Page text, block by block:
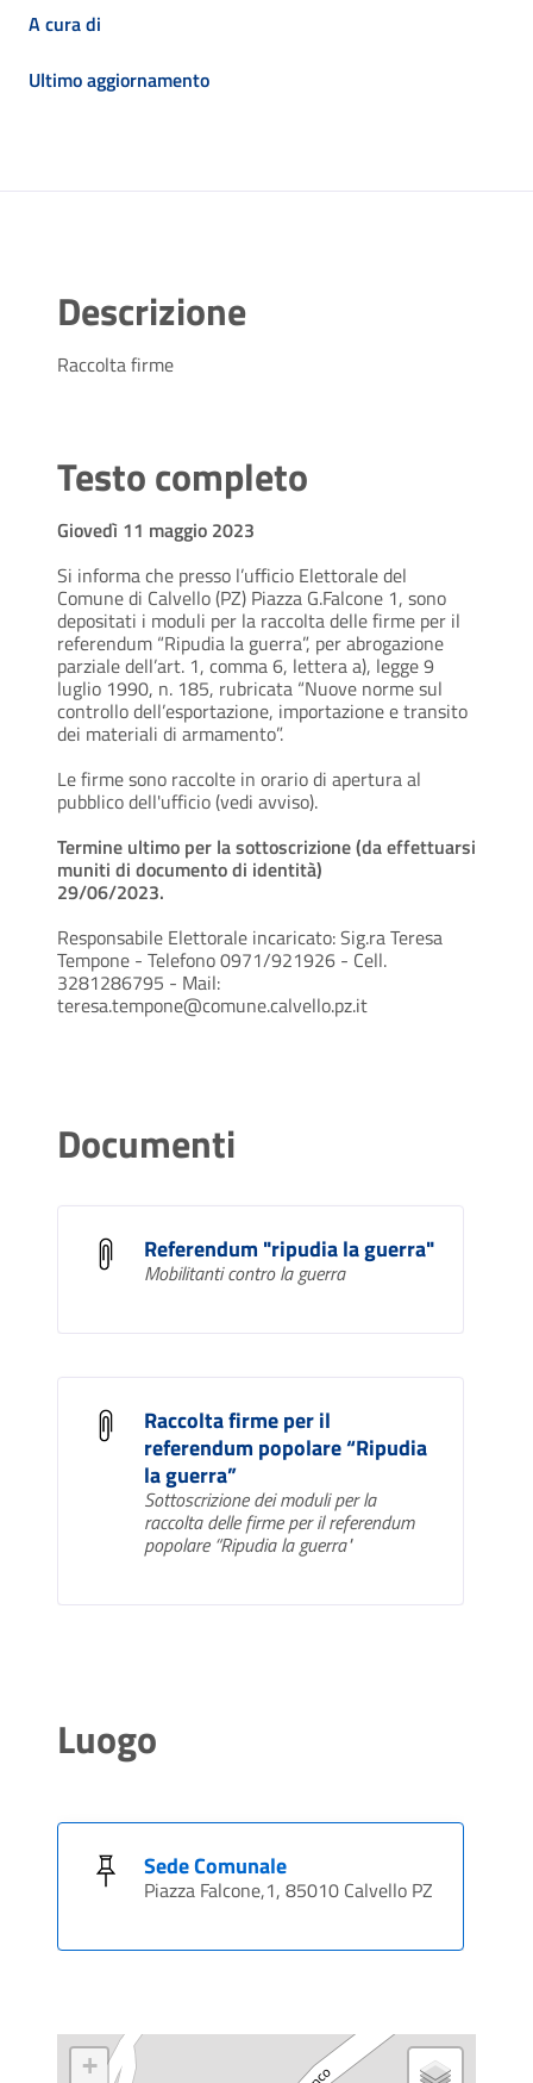
A cura di
Ultimo aggiornamento
Descrizione
Raccolta firme
Testo completo
Giovedì 11 maggio 2023
Si informa che presso l’ufficio Elettorale del
Comune di Calvello (PZ) Piazza G.Falcone 1, sono
depositati i moduli per la raccolta delle firme per il
referendum “Ripudia la guerra”, per abrogazione
parziale dell’art. 1, comma 6, lettera a), legge 9
luglio 1990, n. 185, rubricata “Nuove norme sul
controllo dell’esportazione, importazione e transito
dei materiali di armamento”.
Le firme sono raccolte in orario di apertura al
pubblico dell'ufficio (vedi avviso).
Termine ultimo per la sottoscrizione (da effettuarsi
muniti di documento di identità)
29/06/2023.
Responsabile Elettorale incaricato: Sig.ra Teresa
Tempone - Telefono 0971/921926 - Cell.
3281286795 - Mail:
teresa.tempone@comune.calvello.pz.it
Documenti
Referendum "ripudia la guerra"
Mobilitanti contro la guerra
Raccolta firme per il
referendum popolare “Ripudia
la guerra”
Sottoscrizione dei moduli per la
raccolta delle firme per il referendum
popolare “Ripudia la guerra"
Luogo
Sede Comunale
Piazza Falcone,1, 85010 Calvello PZ
+